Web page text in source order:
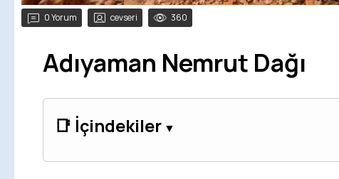
0 Yorum cevseri 360
Adıyaman Nemrut Dağı
📑 İçindekiler